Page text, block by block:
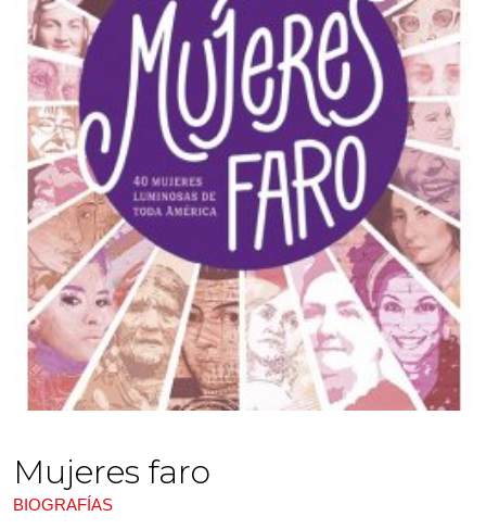
Mujeres faro
BIOGRAFÍAS